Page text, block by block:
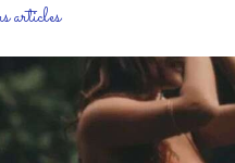
articles